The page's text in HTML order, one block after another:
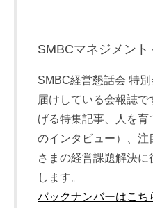
SMBCマネジメント
SMBC経営懇話会 特
届けしている会報誌
げる特集記事、人を育
のインタビュー）、注
さまの経営課題解決
します。
バックナンバーはこち